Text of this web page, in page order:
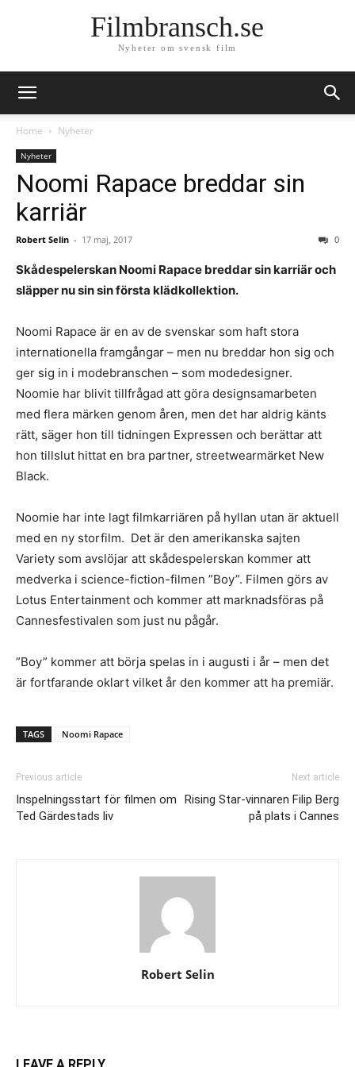
Filmbransch.se
Nyheter om svensk film
Home Nyheter
Nyheter
Noomi Rapace breddar sin
karriär
Robert Selin - 17 maj, 2017 0
Skådespelerskan Noomi Rapace breddar sin karriär och
släpper nu sin sin första klädkollektion.
Noomi Rapace är en av de svenskar som haft stora
internationella framgångar – men nu breddar hon sig och
ger sig in i modebranschen – som modedesigner.
Noomie har blivit tillfrågad att göra designsamarbeten
med flera märken genom åren, men det har aldrig känts
rätt, säger hon till tidningen Expressen och berättar att
hon tillslut hittat en bra partner, streetwearmärket New
Black.
Noomie har inte lagt filmkarriären på hyllan utan är aktuell
med en ny storfilm. Det är den amerikanska sajten
Variety som avslöjar att skådespelerskan kommer att
medverka i science-fiction-filmen ”Boy”. Filmen görs av
Lotus Entertainment och kommer att marknadsföras på
Cannesfestivalen som just nu pågår.
”Boy” kommer att börja spelas in i augusti i år – men det
är fortfarande oklart vilket år den kommer att ha premiär.
TAGS Noomi Rapace
Previous article
Inspelningsstart för filmen om
Ted Gärdestads liv
Next article
Rising Star-vinnaren Filip Berg
på plats i Cannes
Robert Selin